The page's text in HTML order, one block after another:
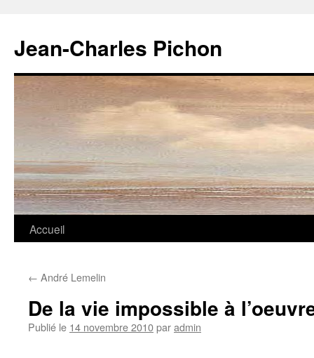
Jean-Charles Pichon
Aller
contenu
Accueil
← André Lemelin
De la vie impossible à
Publié le 14 novembre 2010paradmin